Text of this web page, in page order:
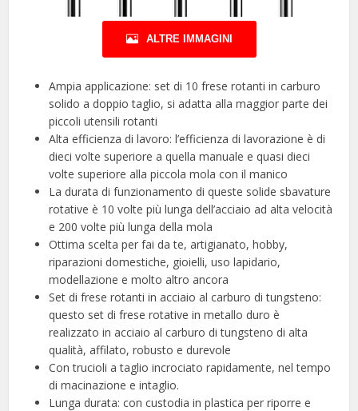
ALTRE IMMAGINI
Ampia applicazione: set di 10 frese rotanti in carburo
solido a doppio taglio, si adatta alla maggior parte dei
piccoli utensili rotanti
Alta efficienza di lavoro: l’efficienza di lavorazione è di
dieci volte superiore a quella manuale e quasi dieci
volte superiore alla piccola mola con il manico
La durata di funzionamento di queste solide sbavature
rotative è 10 volte più lunga dell’acciaio ad alta velocità
e 200 volte più lunga della mola
Ottima scelta per fai da te, artigianato, hobby,
riparazioni domestiche, gioielli, uso lapidario,
modellazione e molto altro ancora
Set di frese rotanti in acciaio al carburo di tungsteno:
questo set di frese rotative in metallo duro è
realizzato in acciaio al carburo di tungsteno di alta
qualità, affilato, robusto e durevole
Con trucioli a taglio incrociato rapidamente, nel tempo
di macinazione e intaglio.
Lunga durata: con custodia in plastica per riporre e